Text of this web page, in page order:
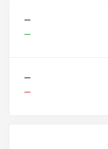
—
—
—
—